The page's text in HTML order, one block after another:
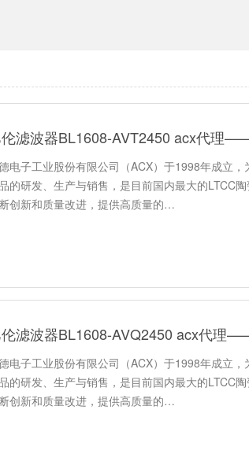
滤波器BL1608-AVT2450 acx代理
电子工业股份有限公司（ACX）于1998年成立
的研发、生产与销售，是目前国内最大的LTCC
创新和质量改进，提供高质量的…
滤波器BL1608-AVQ2450 acx代理
电子工业股份有限公司（ACX）于1998年成立
的研发、生产与销售，是目前国内最大的LTCC
创新和质量改进，提供高质量的…